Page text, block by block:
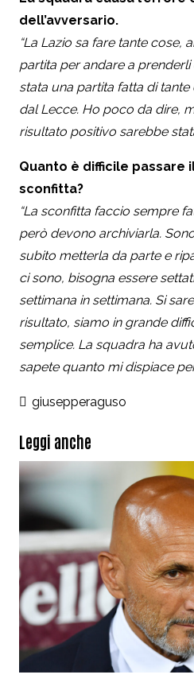
dell’avversario.
“La Lazio sa fare tante cose,
partita per andare a prenderli
stata una partita fatta di
dal Lecce. Ho poco da dire,
risultato positivo sarebbe
Quanto è difficile passare
sconfitta?
“La sconfitta faccio sempre
però devono archiviarla.
subito metterla da parte e
ci sono, bisogna essere
settimana in settimana. Si
risultato, siamo in grande
semplice. La squadra ha
sapete quanto mi dispiace
giusepperaguso
Leggi anche